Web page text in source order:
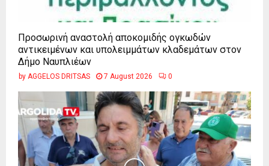
Προσωρινή αναστολή αποκομιδής ογκωδών
αντικειμένων και υπολειμμάτων κλαδεμάτων στον
Δήμο Ναυπλιέων
by AGGELOS DRITSAS 7 August 2026 0